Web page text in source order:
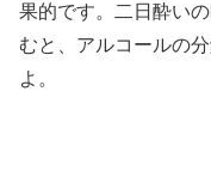
果的です。二日酔い
むと、アルコールの
よ。